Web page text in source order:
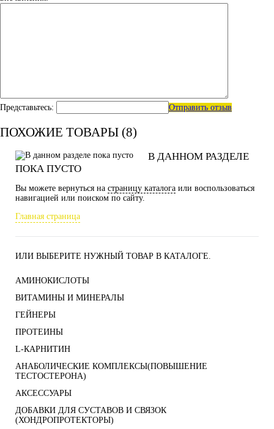
Представьтесь: Отправить отзыв
ПОХОЖИЕ ТОВАРЫ (8)
В ДАННОМ РАЗДЕЛЕ
ПОКА ПУСТО
Вы можете вернуться на страницу каталога или воспользоваться
навигацией или поиском по сайту.
Главная страница
ИЛИ ВЫБЕРИТЕ НУЖНЫЙ ТОВАР В КАТАЛОГЕ.
АМИНОКИСЛОТЫ
ВИТАМИНЫ И МИНЕРАЛЫ
ГЕЙНЕРЫ
ПРОТЕИНЫ
L-КАРНИТИН
АНАБОЛИЧЕСКИЕ КОМПЛЕКСЫ(ПОВЫШЕНИЕ
ТЕСТОСТЕРОНА)
АКСЕССУАРЫ
ДОБАВКИ ДЛЯ СУСТАВОВ И СВЯЗОК
(ХОНДРОПРОТЕКТОРЫ)